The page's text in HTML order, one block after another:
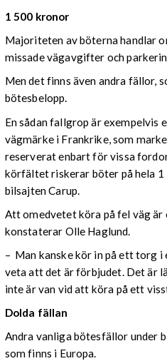
1 500 kronor
Majoriteten av böterna handlar
missade vägavgifter och
Men det finns även andra fällor,
bötesbelopp.
En sådan fallgrop är
vägmärke i Frankrike, som
reserverat enbart för vissa
körfältet riskerar böter på hela
bilsajten Carup.
Att omedvetet köra på fel väg
konstaterar Olle Haglund.
– Man kanske kör in på ett torg
veta att det är förbjudet. Det är
inte är van vid att köra på ett
Dolda fällan
Andra vanliga bötesfällor under
som finns i Europa.